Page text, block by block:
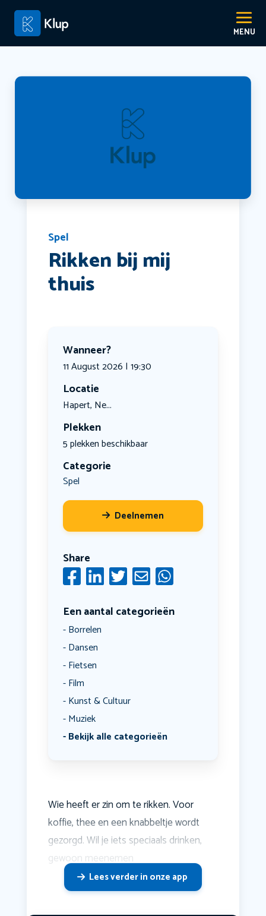
Spel
Rikken bij mij
thuis
Wanneer?
11 August 2026 | 19:30
Locatie
Hapert, Ne...
Plekken
5 plekken beschikbaar
Categorie
Spel
Deelnemen
Share
Een aantal categorieën
Borrelen
Dansen
Fietsen
Film
Kunst & Cultuur
Muziek
Bekijk alle categorieën
Wie heeft er zin om te rikken. Voor
koffie, thee en een knabbeltje wordt
gezorgd. Wil je iets speciaals drinken,
gewoon meenemen
Lees verder in onze app